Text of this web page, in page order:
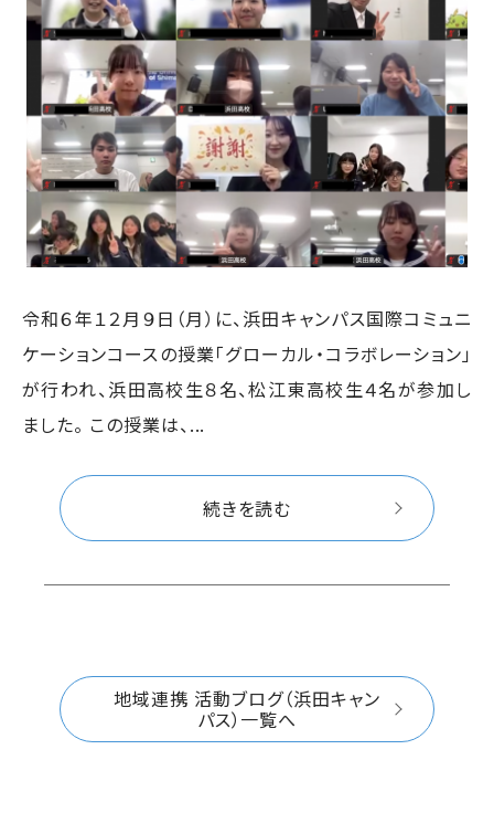
令和６年１２月９日（月）に、浜田キャンパス国際コミュニ
ケーションコースの授業「グローカル・コラボレーション」
が行われ、浜田高校生８名、松江東高校生４名が参加し
ました。 この授業は、...
続きを読む
地域連携 活動ブログ（浜田キャン
パス）一覧へ